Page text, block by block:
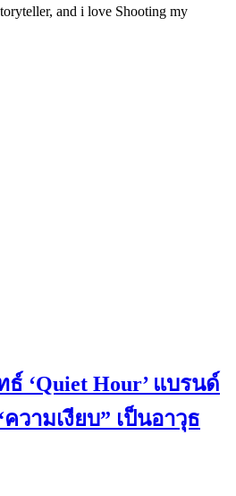
and i love Shooting my
‘Quiet Hour’ แบรนด์
วามเงียบ” เป็นอาวุธ